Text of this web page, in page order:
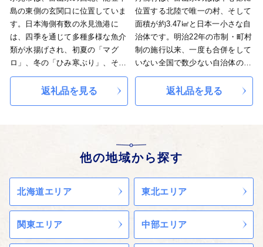
島の東側の玄関口に位置していま
す。日本海側有数の氷見漁港に
は、四季を通じて多種多様な魚介
類が水揚げされ、初夏の「マグ
ロ」、冬の「ひみ寒ぶり」、そし
て、広辞苑にも掲載されている
「氷見鰯」が有名です。また、能
返礼品を見る
位置する北陸で唯一の村、そして
面積が約3.47㎢と日本一小さな自
治体です。明治22年の市制・町村
制の施行以来、一度も合併をして
いない全国で数少ない自治体の一
つでもあります。
返礼品を見る
他の地域から探す
北海道エリア 東北エリア
関東エリア 中部エリア